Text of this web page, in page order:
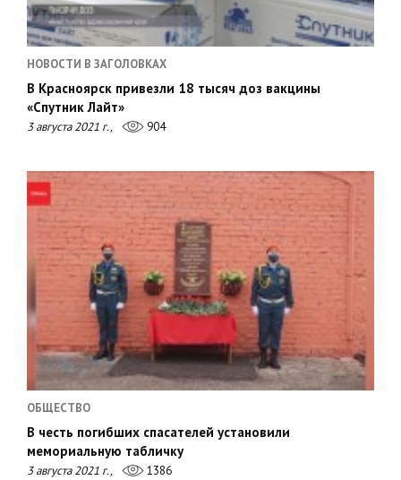
НОВОСТИ В ЗАГОЛОВКАХ
В Красноярск привезли 18 тысяч доз вакцины
«Спутник Лайт»
3 августа 2021 г., 904
ОБЩЕСТВО
В честь погибших спасателей установили
мемориальную табличку
3 августа 2021 г., 1386